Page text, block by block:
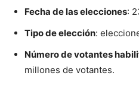
Fecha de las elecciones:
Tipo de elección:
Número de votantes
millones de votantes.